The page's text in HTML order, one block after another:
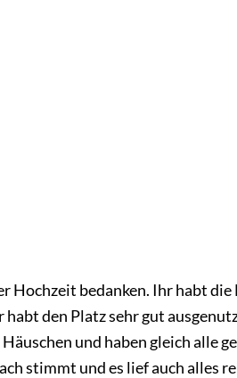
Hochzeit bedanken. Ihr habt
den Platz sehr gut
und haben gleich alle
stimmt und es lief auch alles